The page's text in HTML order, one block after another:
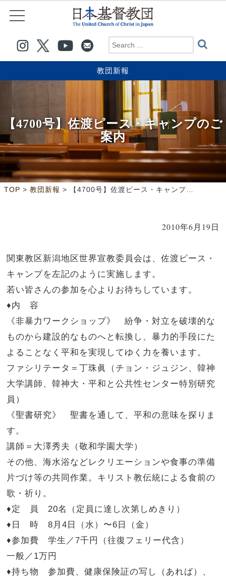
教団新報
【4700号】佐渡ピース・キャンプのご
案内
TOP > 教団新報 > 【4700号】佐渡ピース・キャンプのご案内
2010年6月19日
関東教区新潟地区世界宣教委員会は、佐渡ピース・
キャンプを左記のように実施します。
若い皆さんの参加を心よりお待ちしています。
♦内 容
《非暴力ワークショップ》 紛争・対立を破壊的な
ものから建設的なものへと転換し、暴力的手段にた
よることなく平和を実現してゆく力を養います。
ファシリテータ＝丁珠眞（チョン・ジュジン、韓神
大学講師、韓神大・平和と公共性センター特別研究
員）
《聖書研究》 聖書を通して、平和の意味を探りま
す。
講師＝大澤秀夫（敬和学園大学）
その他、海水浴などレクリエーションや食事の準備
片づけ等の共同作業。キリスト教伝統による食前の
歌・祈り。
♦定 員 20名（定員に達し次第しめきり）
♦日 時 8月4日（水）〜6日（金）
♦参加費 学生／7千円（往復フェリー代含）
一般／1万円
♦持ち物 参加費、健康保険証の写し（あれば）、